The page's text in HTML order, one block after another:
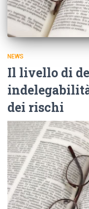
NEWS
Il livello di
dei rischi